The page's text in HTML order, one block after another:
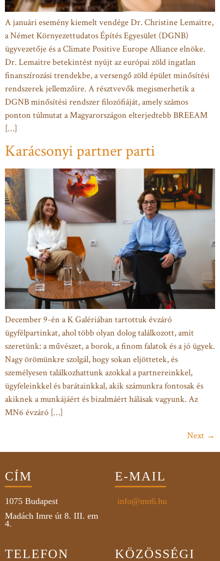
A januári esemény kiemelt vendége Dr. Christine Lemaitre,
a Német Környezettudatos Építés Egyesület (DGNB)
ügyvezetője és a Climate Positive Europe Alliance elnöke.
Dr. Lemaitre betekintést nyújt az európai zöld ingatlan
finanszírozási trendekbe, a versengő zöld épület minősítési
rendszerek jellemzőire. A résztvevők megismerhetik a
DGNB minősítési rendszer filozófiáját, amely számos
ponton túlmutat a Magyarországon elterjedtebb BREEAM
[…]
Karácsonyi partner parti
December 9-én a K Galériában tartottuk évzáró
ügyfélpartinkat, ahol több olyan dolog találkozott, amit
szeretünk: a művészet, a borok, a finom falatok és a jó ügyek.
Nagy örömünkre szolgál, hogy sokan eljöttetek, és
személyesen találkozhattunk azokkal a partnereinkkel,
ügyfeleinkkel és barátainkkal, akik számunkra fontosak és
akiknek a munkájáért és bizalmáért hálásak vagyunk. Az
MN6 évzáró […]
Next →
CÍM
1075 Budapest
Madách Imre út 8. III. em
4.
E-MAIL
info@mn6.hu
TELEFON KÖZÖSSÉGI